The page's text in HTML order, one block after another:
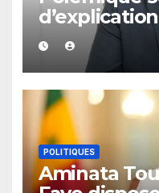
apporte son
Mamadou
POLITIQUES
Aminata